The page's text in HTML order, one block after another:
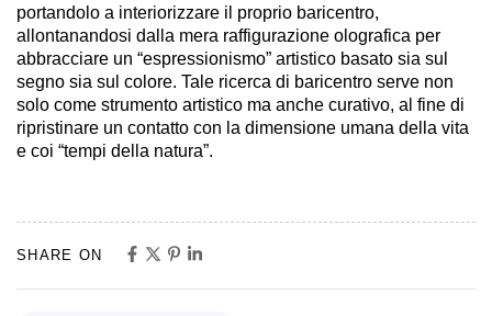
portandolo a interiorizzare il proprio baricentro,
allontanandosi dalla mera raffigurazione olografica per
abbracciare un “espressionismo” artistico basato sia sul
segno sia sul colore. Tale ricerca di baricentro serve non
solo come strumento artistico ma anche curativo, al fine di
ripristinare un contatto con la dimensione umana della vita
e coi “tempi della natura”.
SHARE ON